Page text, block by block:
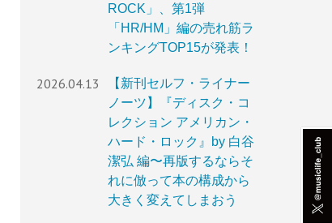
ROCK」、第1弾
「HR/HM」編の売れ筋ラ
ンキングTOP15が発表！
2026.04.13
【新刊セルフ・ライナー
ノーツ】『ディスク・コ
レクション アメリカン・
ハード・ロック』by 白谷
潔弘 編〜再版するならそ
れに倣って本の構成から
大きく変えてしまおう